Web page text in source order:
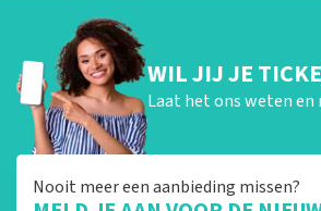
WIL JIJ JE
Laat het ons weten en
Nooit meer een aanbieding missen?